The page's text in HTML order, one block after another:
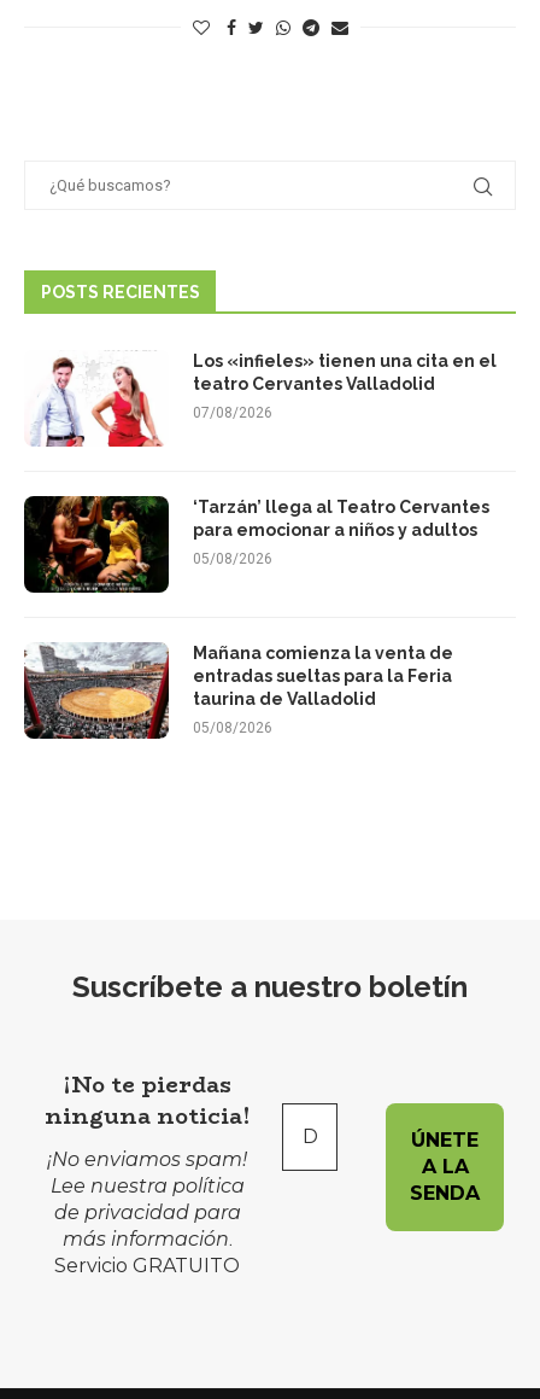
POSTS RECIENTES
Los «infieles» tienen una cita en el
teatro Cervantes Valladolid
07/08/2026
‘Tarzán’ llega al Teatro Cervantes
para emocionar a niños y adultos
05/08/2026
Mañana comienza la venta de
entradas sueltas para la Feria
taurina de Valladolid
05/08/2026
Suscríbete a nuestro boletín
¡No te pierdas
ninguna noticia!
¡No enviamos spam!
Lee nuestra política
de privacidadpara
más información.
Servicio GRATUITO